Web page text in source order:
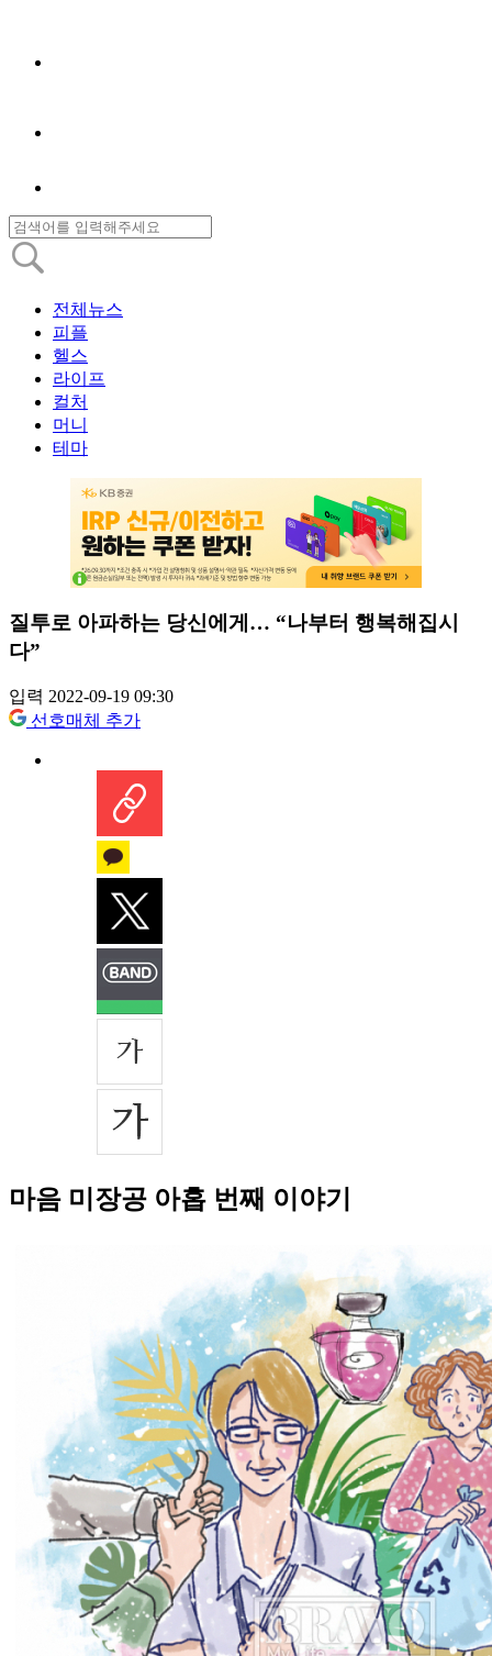
전체뉴스
피플
헬스
라이프
컬처
머니
테마
질투로 아파하는 당신에게… “나부터 행복해집시
다”
입력 2022-09-19 09:30
선호매체 추가
마음 미장공 아홉 번째 이야기